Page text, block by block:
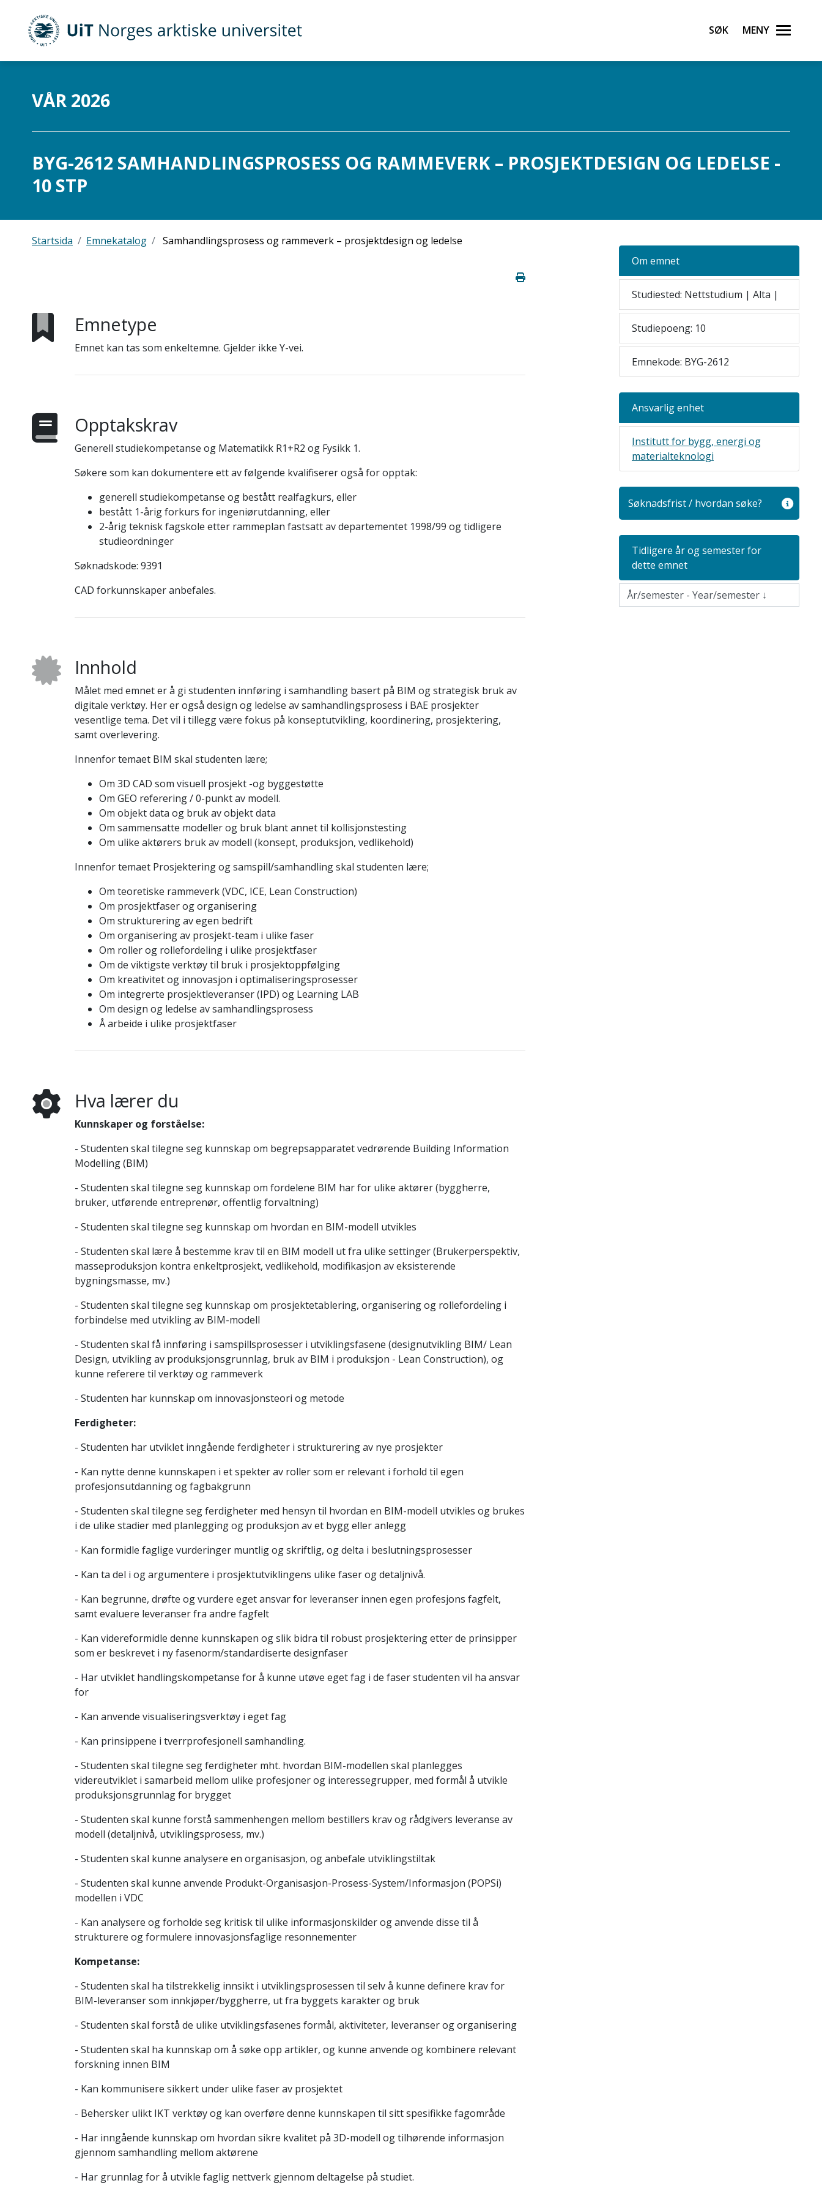
UiT Norges arktiske universitet Søk Meny
VÅR 2026
BYG-2612 SAMHANDLINGSPROSESS OG RAMMEVERK – PROSJEKTDESIGN OG LEDELSE -
10 STP
Startsida Emnekatalog Samhandlingsprosess og rammeverk – prosjektdesign og ledelse
Emnetype
Emnet kan tas som enkeltemne. Gjelder ikke Y-vei.
Opptakskrav
Generell studiekompetanse og Matematikk R1+R2 og Fysikk 1.
Søkere som kan dokumentere ett av følgende kvalifiserer også for opptak:
generell studiekompetanse og bestått realfagkurs, eller
bestått 1-årig forkurs for ingeniørutdanning, eller
2-årig teknisk fagskole etter rammeplan fastsatt av departementet 1998/99 og tidligere
studieordninger
Søknadskode: 9391
CAD forkunnskaper anbefales.
Innhold
Målet med emnet er å gi studenten innføring i samhandling basert på BIM og strategisk bruk av
digitale verktøy. Her er også design og ledelse av samhandlingsprosess i BAE prosjekter
vesentlige tema. Det vil i tillegg være fokus på konseptutvikling, koordinering, prosjektering,
samt overlevering.
Innenfor temaet BIM skal studenten lære;
Om 3D CAD som visuell prosjekt -og byggestøtte
Om GEO referering / 0-punkt av modell.
Om objekt data og bruk av objekt data
Om sammensatte modeller og bruk blant annet til kollisjonstesting
Om ulike aktørers bruk av modell (konsept, produksjon, vedlikehold)
Innenfor temaet Prosjektering og samspill/samhandling skal studenten lære;
Om teoretiske rammeverk (VDC, ICE, Lean Construction)
Om prosjektfaser og organisering
Om strukturering av egen bedrift
Om organisering av prosjekt-team i ulike faser
Om roller og rollefordeling i ulike prosjektfaser
Om de viktigste verktøy til bruk i prosjektoppfølging
Om kreativitet og innovasjon i optimaliseringsprosesser
Om integrerte prosjektleveranser (IPD) og Learning LAB
Om design og ledelse av samhandlingsprosess
Å arbeide i ulike prosjektfaser
Hva lærer du
Kunnskaper og forståelse:
- Studenten skal tilegne seg kunnskap om begrepsapparatet vedrørende Building Information
Modelling (BIM)
- Studenten skal tilegne seg kunnskap om fordelene BIM har for ulike aktører (byggherre,
bruker, utførende entreprenør, offentlig forvaltning)
- Studenten skal tilegne seg kunnskap om hvordan en BIM-modell utvikles
- Studenten skal lære å bestemme krav til en BIM modell ut fra ulike settinger (Brukerperspektiv,
masseproduksjon kontra enkeltprosjekt, vedlikehold, modifikasjon av eksisterende
bygningsmasse, mv.)
- Studenten skal tilegne seg kunnskap om prosjektetablering, organisering og rollefordeling i
forbindelse med utvikling av BIM-modell
- Studenten skal få innføring i samspillsprosesser i utviklingsfasene (designutvikling BIM/ Lean
Design, utvikling av produksjonsgrunnlag, bruk av BIM i produksjon - Lean Construction), og
kunne referere til verktøy og rammeverk
- Studenten har kunnskap om innovasjonsteori og metode
Ferdigheter:
- Studenten har utviklet inngående ferdigheter i strukturering av nye prosjekter
- Kan nytte denne kunnskapen i et spekter av roller som er relevant i forhold til egen
profesjonsutdanning og fagbakgrunn
- Studenten skal tilegne seg ferdigheter med hensyn til hvordan en BIM-modell utvikles og brukes
i de ulike stadier med planlegging og produksjon av et bygg eller anlegg
- Kan formidle faglige vurderinger muntlig og skriftlig, og delta i beslutningsprosesser
- Kan ta del i og argumentere i prosjektutviklingens ulike faser og detaljnivå.
- Kan begrunne, drøfte og vurdere eget ansvar for leveranser innen egen profesjons fagfelt,
samt evaluere leveranser fra andre fagfelt
- Kan videreformidle denne kunnskapen og slik bidra til robust prosjektering etter de prinsipper
som er beskrevet i ny fasenorm/standardiserte designfaser
- Har utviklet handlingskompetanse for å kunne utøve eget fag i de faser studenten vil ha ansvar
for
- Kan anvende visualiseringsverktøy i eget fag
- Kan prinsippene i tverrprofesjonell samhandling.
- Studenten skal tilegne seg ferdigheter mht. hvordan BIM-modellen skal planlegges
videreutviklet i samarbeid mellom ulike profesjoner og interessegrupper, med formål å utvikle
produksjonsgrunnlag for brygget
- Studenten skal kunne forstå sammenhengen mellom bestillers krav og rådgivers leveranse av
modell (detaljnivå, utviklingsprosess, mv.)
- Studenten skal kunne analysere en organisasjon, og anbefale utviklingstiltak
- Studenten skal kunne anvende Produkt-Organisasjon-Prosess-System/Informasjon (POPSi)
modellen i VDC
- Kan analysere og forholde seg kritisk til ulike informasjonskilder og anvende disse til å
strukturere og formulere innovasjonsfaglige resonnementer
Kompetanse:
- Studenten skal ha tilstrekkelig innsikt i utviklingsprosessen til selv å kunne definere krav for
BIM-leveranser som innkjøper/byggherre, ut fra byggets karakter og bruk
- Studenten skal forstå de ulike utviklingsfasenes formål, aktiviteter, leveranser og organisering
- Studenten skal ha kunnskap om å søke opp artikler, og kunne anvende og kombinere relevant
forskning innen BIM
- Kan kommunisere sikkert under ulike faser av prosjektet
- Behersker ulikt IKT verktøy og kan overføre denne kunnskapen til sitt spesifikke fagområde
- Har inngående kunnskap om hvordan sikre kvalitet på 3D-modell og tilhørende informasjon
gjennom samhandling mellom aktørene
- Har grunnlag for å utvikle faglig nettverk gjennom deltagelse på studiet.
Om emnet
Studiested: Nettstudium | Alta |
Studiepoeng: 10
Emnekode: BYG-2612
Ansvarlig enhet
Institutt for bygg, energi og
materialteknologi
Søknadsfrist / hvordan søke?
Tidligere år og semester for
dette emnet